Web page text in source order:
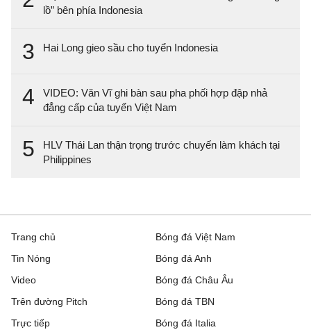
lồ” bên phía Indonesia
3 Hai Long gieo sầu cho tuyển Indonesia
4
VIDEO: Văn Vĩ ghi bàn sau pha phối hợp đập nhả
đẳng cấp của tuyển Việt Nam
5
HLV Thái Lan thận trọng trước chuyến làm khách tại
Philippines
Trang chủ
Tin Nóng
Video
Trên đường Pitch
Trực tiếp
Bóng đá Việt Nam
Bóng đá Anh
Bóng đá Châu Âu
Bóng đá TBN
Bóng đá Italia